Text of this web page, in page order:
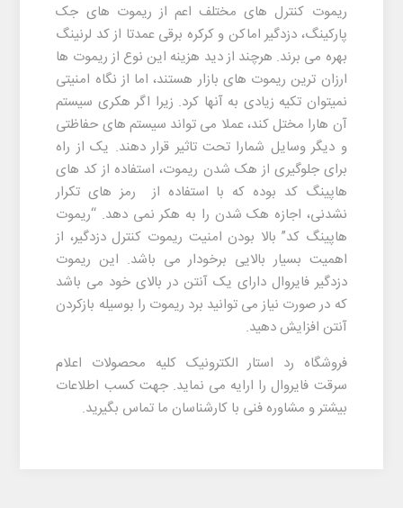
ریموت کنترل های مختلف اعم از ریموت های جک
پارکینگ، دزدگیر اماکن و کرکره برقی عمدتا از کد لرنینگ
بهره می برند. هرچند از دید هزینه این نوع از ریموت ها
ارزان ترین ریموت های بازار هستند، اما از نگاه امنیتی
نمیتوان تکیه زیادی به آنها کرد. زیرا اگر هکری سیستم
آن هارا مختل کند، عملا می تواند سیستم های حفاظتی
و دیگر وسایل شمارا تحت تاثیر قرار دهند. یک از راه
برای جلوگیری از هک شدن ریموت، استفاده از کد های
هاپینگ کد بوده که با استفاده از رمز های تکرار
نشدنی، اجازه هک شدن را به هکر نمی دهد. “ریموت
هاپینگ کد” بالا بودن امنیت ریموت کنترل دزدگیر، از
اهمیت بسیار بالایی برخودار می باشد. این ریموت
دزدگیر فایروال دارای یک آنتن در بالای خود می باشد
که در صورت نیاز می توانید برد ریموت را بوسیله بازکردن
آنتن افزایش دهید.
فروشگاه رد استار الکترونیک کلیه محصولات اعلام
سرقت فایروال را ارایه می نماید. جهت کسب اطلاعات
بیشتر و مشاوره فنی با کارشناسان ما تماس بگیرید.